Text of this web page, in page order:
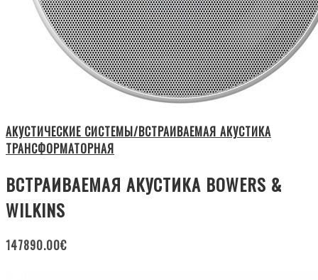
АКУСТИЧЕСКИЕ СИСТЕМЫ/ВСТРАИВАЕМАЯ АКУСТИКА
ТРАНСФОРМАТОРНАЯ
ВСТРАИВАЕМАЯ АКУСТИКА BOWERS &
WILKINS
147890.00€